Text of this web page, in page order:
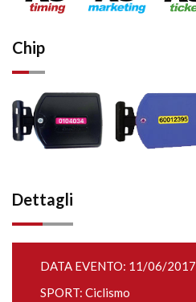
Chip
Dettagli
DATA EVENTO: 11/06/2017
SPORT: Ciclismo